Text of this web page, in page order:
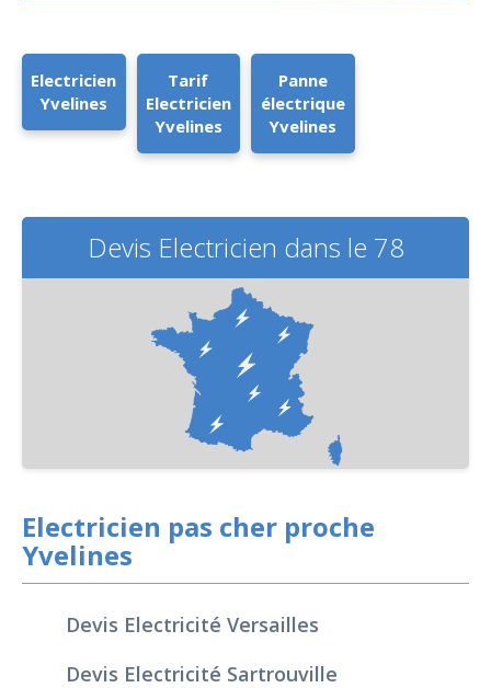
Electricien
Yvelines
Tarif
Electricien
Yvelines
Panne
électrique
Yvelines
Devis Electricien dans le 78
Electricien pas cher proche
Yvelines
Devis Electricité Versailles
Devis Electricité Sartrouville